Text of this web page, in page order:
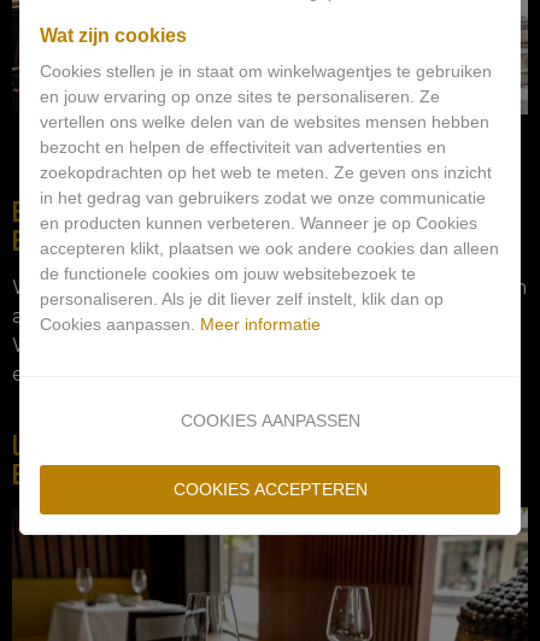
EEN ONVERGETELIJKE
ERVARING
We hopen u snel te zien in Restaurant Otori voor een
avond vol heerlijke wagyu gerechten.
Wij zorgen voor een exclusieve en onvergetelijke
ervaring.
UPCOMING WAGYU
EXPERIENCE
Wat zijn cookies
Cookies stellen je in staat om winkelwagentjes te gebruiken
en jouw ervaring op onze sites te personaliseren. Ze
vertellen ons welke delen van de websites mensen hebben
bezocht en helpen de effectiviteit van advertenties en
zoekopdrachten op het web te meten. Ze geven ons inzicht
in het gedrag van gebruikers zodat we onze communicatie
en producten kunnen verbeteren. Wanneer je op Cookies
accepteren klikt, plaatsen we ook andere cookies dan alleen
de functionele cookies om jouw websitebezoek te
personaliseren. Als je dit liever zelf instelt, klik dan op
Cookies aanpassen. Meer informatie
COOKIES AANPASSEN
COOKIES ACCEPTEREN